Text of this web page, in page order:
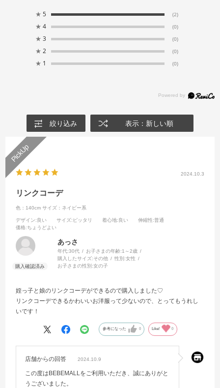
★ 5 (2)
★ 4 (0)
★ 3 (0)
★ 2 (0)
★ 1 (0)
絞り込み 表示：新しい順
2024.10.3
リンクコーデ
色：140cm サイズ：ネイビー系
デザイン:良い サイズ:ピッタリ 着心地:良い 伸縮性:普通
価格:ちょうどよい
あっさ
年代:30代 お子さまの年齢:1～2歳
購入したサイズ:その他 性別:女性
お子さまの性別:女の子
姪っ子と娘のリンクコーデができるので購入しました♡
リンクコーデできるかわいいお洋服って少ないので、とってもうれし
いです！
参考になった 0 Like! 0
店舗からの回答 2024.10.9
この度はBEBEMALLをご利用いただき、誠にありがと
うございました。